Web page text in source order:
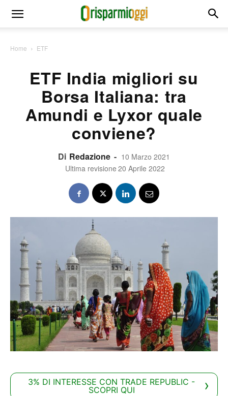
Home ETF
ETF India migliori su
Borsa Italiana: tra
Amundi e Lyxor quale
conviene?
Di Redazione - 10 Marzo 2021
Ultima revisione 20 Aprile 2022
3% DI INTERESSE CON TRADE REPUBLIC -
SCOPRI QUI